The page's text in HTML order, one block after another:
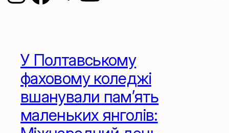
У Полтавському
фаховому коледжі
вшанували пам’ять
маленьких янголів: